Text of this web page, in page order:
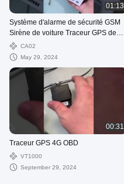
01:13
Système d'alarme de sécurité GSM
Sirène de voiture Traceur GPS de
véhicule avec capteur de choc
CA02
May 29, 2024
00:31
Traceur GPS 4G OBD
VT1000
September 29, 2024